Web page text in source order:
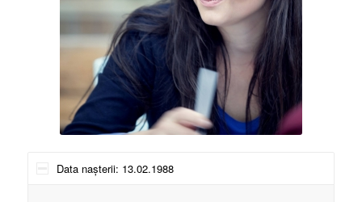
Data nașterii: 13.02.1988